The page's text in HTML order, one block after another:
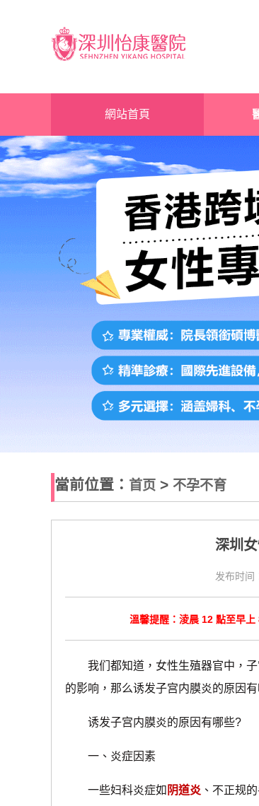
網站首頁
當前位置： 首页 > 不孕不育
深圳
发布时
溫馨提醒：淩晨 12 點至早
我们都知道，女性生殖器官中，子
的影响，那么诱发子宫内膜炎的原因有
诱发子宫内膜炎的原因有哪些?
一、炎症因素
一些妇科炎症如 阴道炎 、不正规